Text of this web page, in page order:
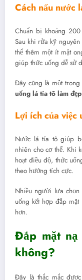
Cách nấu nước
Chuẩn bị khoảng
Sau khi rửa kỹ
thể thêm một ít mật
giúp thức uống dễ sử
Đây cũng là một
uống lá tía tô làm
Lợi ích của việc
Nước lá tía tô giúp
nhiên cho cơ thể. Khi
hoạt điều độ, thức
theo hướng tích cực.
Nhiều người lựa chọn
uống kết hợp đắp
hơn.
Đắp mặt
không?
Đây là thắc mắc